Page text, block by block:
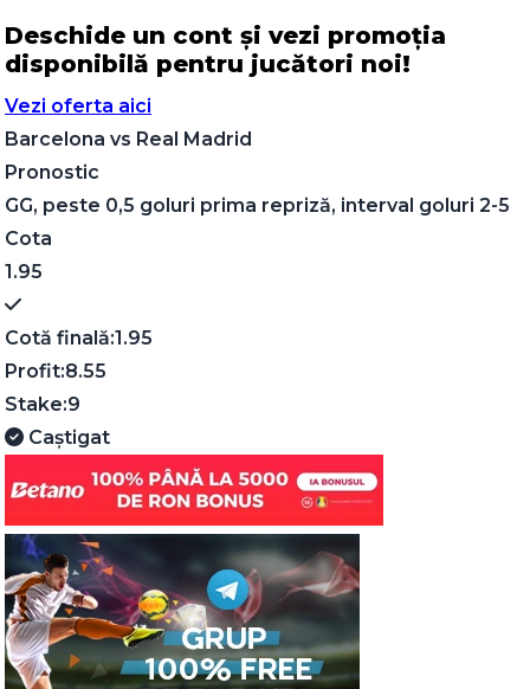
Deschide un cont și vezi promoția
disponibilă pentru jucători noi!
Vezi oferta aici
Barcelona vs Real Madrid
Pronostic
GG, peste 0,5 goluri prima repriză, interval goluri 2-5
Cota
1.95
Cotă finală:1.95
Profit:8.55
Stake:9
Caștigat